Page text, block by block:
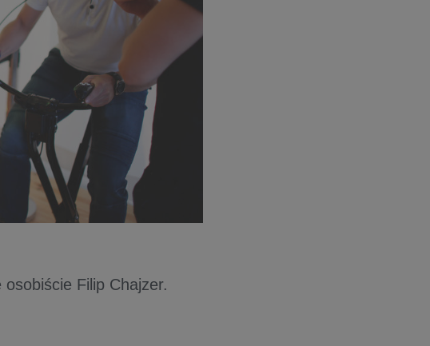
osobiście Filip Chajzer.